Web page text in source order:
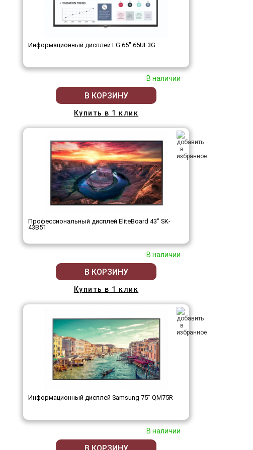
Информационный дисплей LG 65" 65UL3G
В наличии
В КОРЗИНУ
Купить в 1 клик
Профессиональный дисплей EliteBoard 43" SK-
43B51
В наличии
В КОРЗИНУ
Купить в 1 клик
Информационный дисплей Samsung 75" QM75R
В наличии